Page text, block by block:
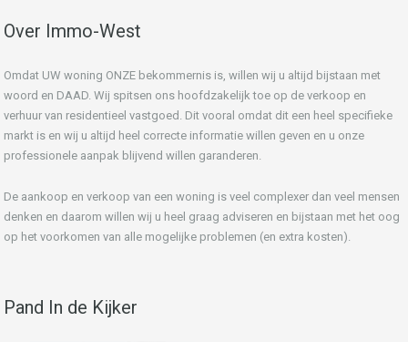
Over Immo-West
Omdat UW woning ONZE bekommernis is, willen wij u altijd bijstaan met
woord en DAAD. Wij spitsen ons hoofdzakelijk toe op de verkoop en
verhuur van residentieel vastgoed. Dit vooral omdat dit een heel specifieke
markt is en wij u altijd heel correcte informatie willen geven en u onze
professionele aanpak blijvend willen garanderen.
De aankoop en verkoop van een woning is veel complexer dan veel mensen
denken en daarom willen wij u heel graag adviseren en bijstaan met het oog
op het voorkomen van alle mogelijke problemen (en extra kosten).
Pand In de Kijker